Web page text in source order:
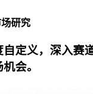
研究
定义，深入赛
会。